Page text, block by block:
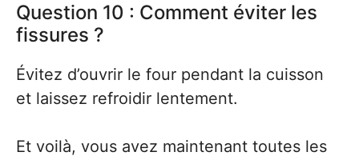
Question 10 : Comment éviter les
fissures ?
Évitez d’ouvrir le four pendant la cuisson
et laissez refroidir lentement.
Et voilà, vous avez maintenant toutes les